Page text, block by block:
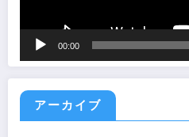
00:00
アーカイブ